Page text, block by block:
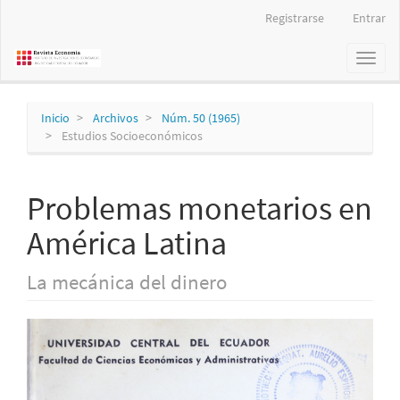
principal
Registrarse Entrar
Toggle
Inicio Archivos
Núm. 50 (1965)
Estudios Socioeconómicos
Problemas monetarios en
América Latina
La mecánica del dinero
Barra
lateral
del